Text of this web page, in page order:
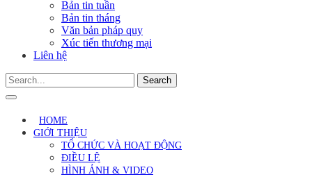
Bản tin tuần
Bản tin tháng
Văn bản pháp quy
Xúc tiến thương mại
Liên hệ
Search
HOME
GIỚI THIỆU
TỔ CHỨC VÀ HOẠT ĐỘNG
ĐIỀU LỆ
HÌNH ẢNH & VIDEO